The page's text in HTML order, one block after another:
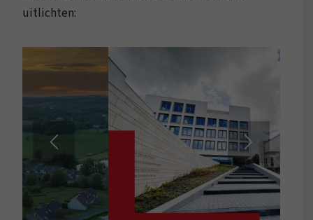
uitlichten: